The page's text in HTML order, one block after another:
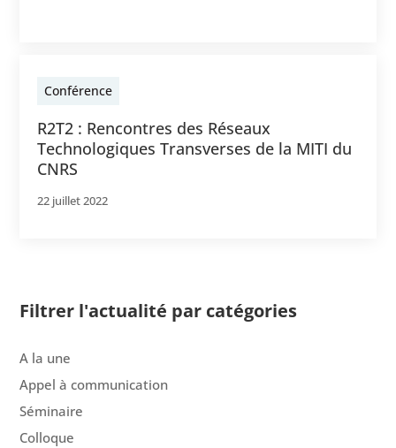
Conférence
R2T2 : Rencontres des Réseaux
Technologiques Transverses de la MITI du
CNRS
22 juillet 2022
Filtrer l'actualité par catégories
A la une
Appel à communication
Séminaire
Colloque